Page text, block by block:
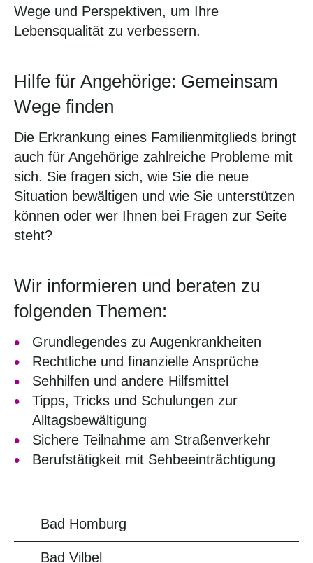
Wege und Perspektiven, um Ihre
Lebensqualität zu verbessern.
Hilfe für Angehörige: Gemeinsam
Wege finden
Die Erkrankung eines Familienmitglieds bringt
auch für Angehörige zahlreiche Probleme mit
sich. Sie fragen sich, wie Sie die neue
Situation bewältigen und wie Sie unterstützen
können oder wer Ihnen bei Fragen zur Seite
steht?
Wir informieren und beraten zu
folgenden Themen:
Grundlegendes zu Augenkrankheiten
Rechtliche und finanzielle Ansprüche
Sehhilfen und andere Hilfsmittel
Tipps, Tricks und Schulungen zur
Alltagsbewältigung
Sichere Teilnahme am Straßenverkehr
Berufstätigkeit mit Sehbeeinträchtigung
Bad Homburg
Bad Vilbel